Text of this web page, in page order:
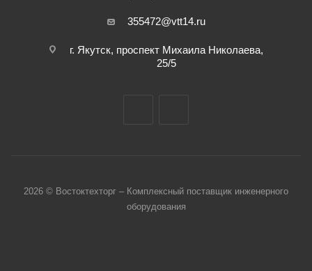
355472@vtt14.ru
г. Якутск, проспект Михаила Николаева,
25/5
2026 © Востоктехторг – Комплексный поставщик инженерного
оборудования